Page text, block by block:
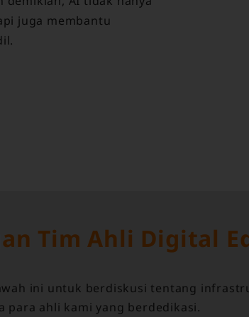
juga membantu
Tim Ahli Digital
ini untuk berdiskusi tentang
para ahli kami yang berdedikasi.